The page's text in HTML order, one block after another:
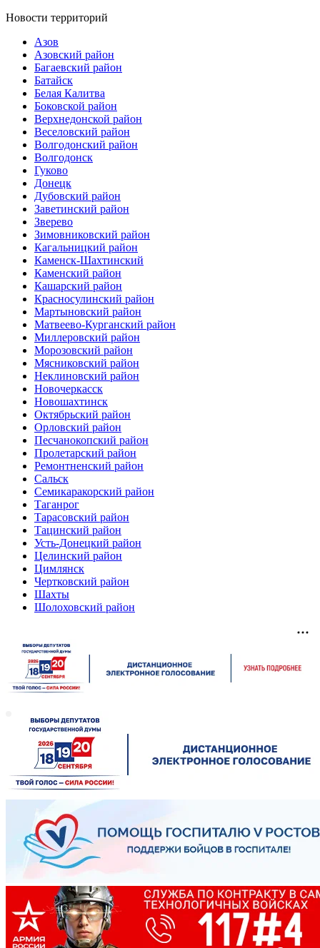
Новости территорий
Азов
Азовский район
Багаевский район
Батайск
Белая Калитва
Боковской район
Верхнедонской район
Веселовский район
Волгодонский район
Волгодонск
Гуково
Донецк
Дубовский район
Заветинский район
Зверево
Зимовниковский район
Кагальницкий район
Каменск-Шахтинский
Каменский район
Кашарский район
Красносулинский район
Мартыновский район
Матвеево-Курганский район
Миллеровский район
Морозовский район
Мясниковский район
Неклиновский район
Новочеркасск
Новошахтинск
Октябрьский район
Орловский район
Песчанокопский район
Пролетарский район
Ремонтненский район
Сальск
Семикаракорский район
Таганрог
Тарасовский район
Тацинский район
Усть-Донецкий район
Целинский район
Цимлянск
Чертковский район
Шахты
Шолоховский район